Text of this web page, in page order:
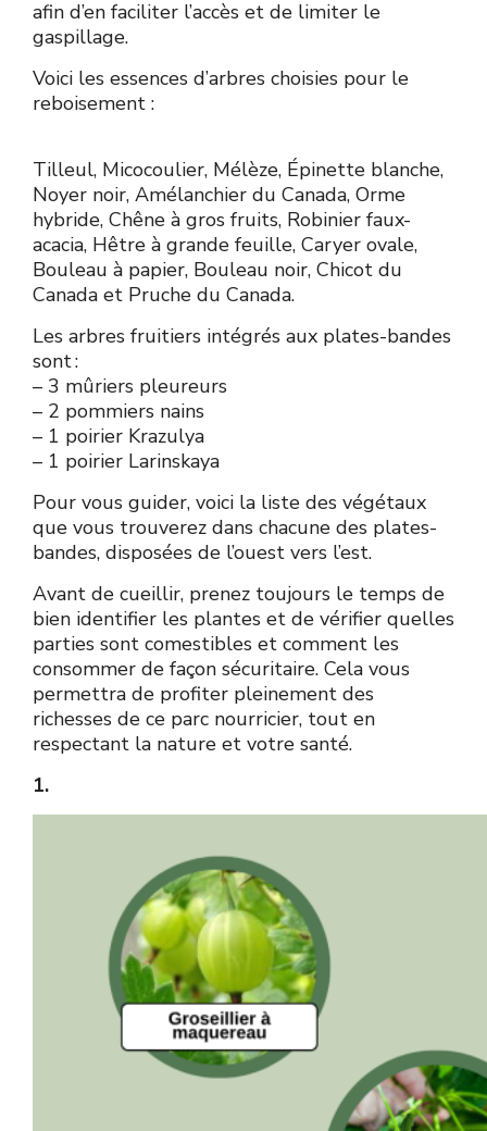
afin d’en faciliter l’accès et de limiter le
gaspillage.
Voici les essences d’arbres choisies pour le
reboisement :
Tilleul, Micocoulier, Mélèze, Épinette blanche,
Noyer noir, Amélanchier du Canada, Orme
hybride, Chêne à gros fruits, Robinier faux-
acacia, Hêtre à grande feuille, Caryer ovale,
Bouleau à papier, Bouleau noir, Chicot du
Canada et Pruche du Canada.
Les arbres fruitiers intégrés aux plates-bandes
sont :
– 3 mûriers pleureurs
– 2 pommiers nains
– 1 poirier Krazulya
– 1 poirier Larinskaya
Pour vous guider, voici la liste des végétaux
que vous trouverez dans chacune des plates-
bandes, disposées de l’ouest vers l’est.
Avant de cueillir, prenez toujours le temps de
bien identifier les plantes et de vérifier quelles
parties sont comestibles et comment les
consommer de façon sécuritaire. Cela vous
permettra de profiter pleinement des
richesses de ce parc nourricier, tout en
respectant la nature et votre santé.
1.